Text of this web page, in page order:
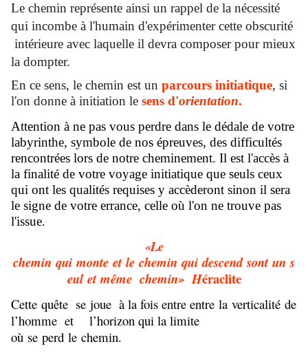
Le chemin représente ainsi un rappel de la nécessité
qui incombe à l'humain d'expérimenter cette obscurité
intérieure avec laquelle il devra composer pour mieux
la dompter.
En ce sens, le chemin est un parcours initiatique, si
l'on donne à initiation le sens d'orientation.
Attention à ne pas vous perdre dans le dédale de votre
labyrinthe, symbole de nos épreuves, des difficultés
rencontrées lors de notre cheminement. Il est l'accès à
la finalité de votre voyage initiatique que seuls ceux
qui ont les qualités requises y accèderont sinon il sera
le signe de votre errance, celle où l'on ne trouve pas
l'issue.
«Le
chemin qui monte et le chemin qui descend sont un s
eul et même chemin» Héraclite
Cette quête se joue à la fois entre entre la verticalité de
l’homme et l’horizon qui la limite
où se perd le chemin.